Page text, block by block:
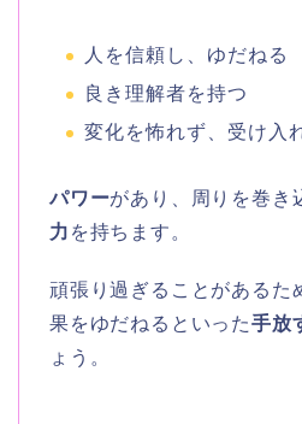
人を信頼し、ゆだねる
良き理解者を持つ
変化を怖れず、受け入
パワーがあり、周りを巻き
力 を持ちます。
頑張り過ぎることがあるた
果をゆだねるといった手放
ょう。